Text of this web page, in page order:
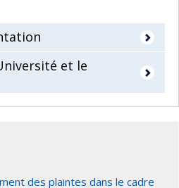
et le
des plaintes dans le cadre